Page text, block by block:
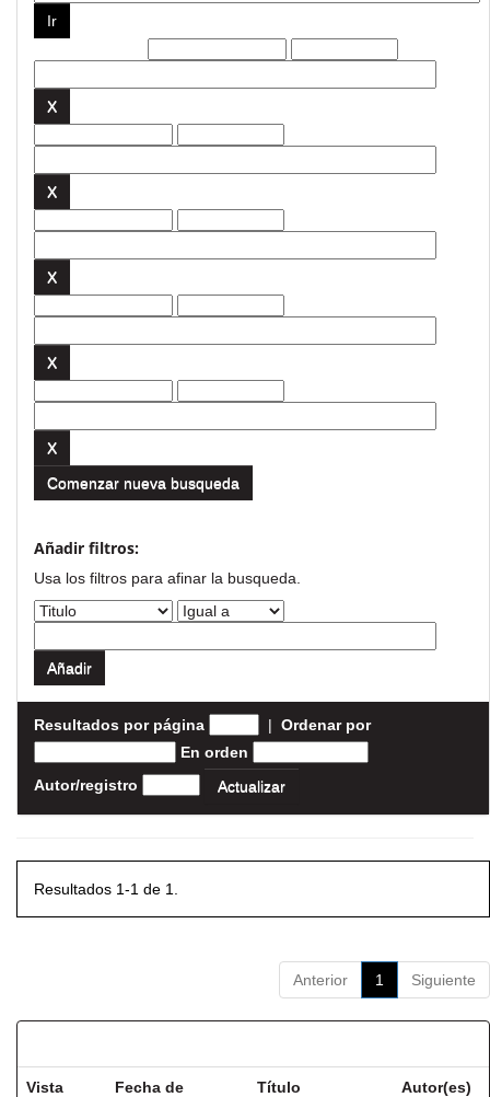
Comenzar nueva busqueda
Añadir filtros:
Usa los filtros para afinar la busqueda.
Resultados por página | Ordenar por
En orden
Autor/registro
Resultados 1-1 de 1.
Anterior 1 Siguiente
Vista
Fecha de
Título Autor(es)